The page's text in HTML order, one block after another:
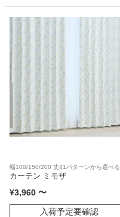
幅100/150/200 丈41パターンから選べる
カーテン ミモザ
¥3,960 〜
入荷予定要確認